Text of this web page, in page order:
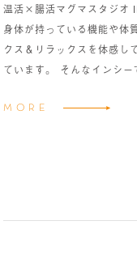
温活×腸活マグマスタジオ
身体が持っている機能や体
クス＆リラックスを体感し
ています。 そんなインシ
MORE